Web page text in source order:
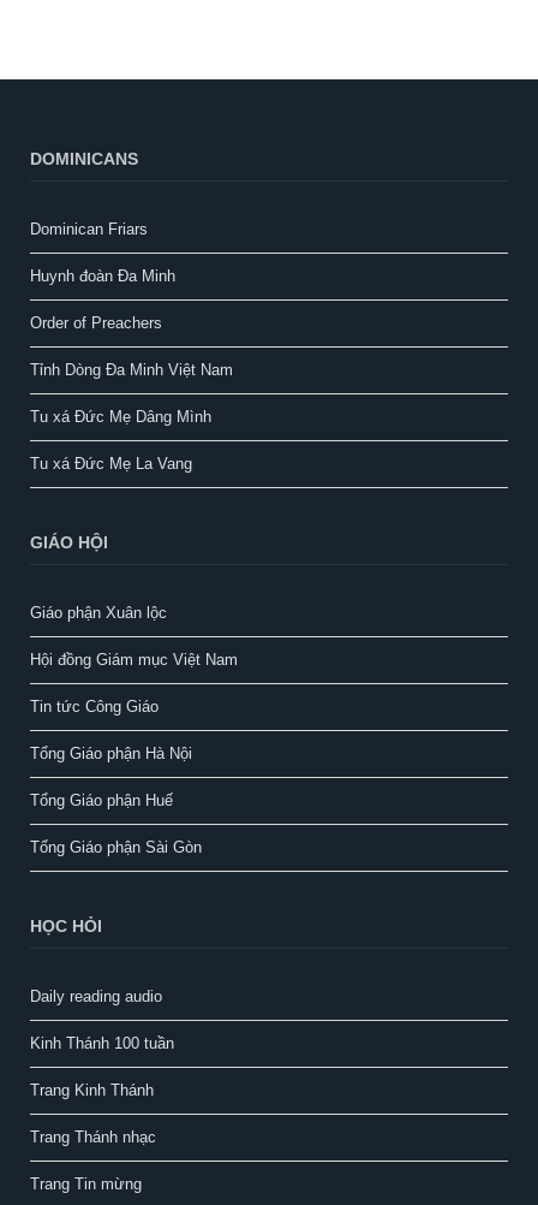
DOMINICANS
Dominican Friars
Huynh đoàn Đa Minh
Order of Preachers
Tỉnh Dòng Đa Minh Việt Nam
Tu xá Đức Mẹ Dâng Mình
Tu xá Đức Mẹ La Vang
GIÁO HỘI
Giáo phận Xuân lộc
Hội đồng Giám mục Việt Nam
Tin tức Công Giáo
Tổng Giáo phận Hà Nội
Tổng Giáo phận Huế
Tổng Giáo phận Sài Gòn
HỌC HỎI
Daily reading audio
Kinh Thánh 100 tuần
Trang Kinh Thánh
Trang Thánh nhạc
Trang Tin mừng